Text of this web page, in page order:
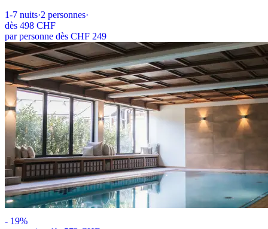
1-7 nuits·2 personnes·
dès 498 CHF
par personne dès CHF 249
- 19%